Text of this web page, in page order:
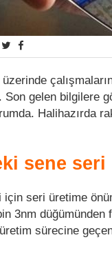
Son gelen bilgilere
Halihazırda
sene
seri üretime
3nm
üretim sürecine